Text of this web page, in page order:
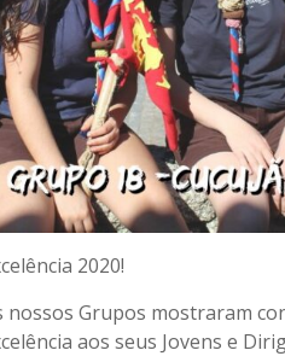
2020!
nossos Grupos mostraram
aos seus Jovens e